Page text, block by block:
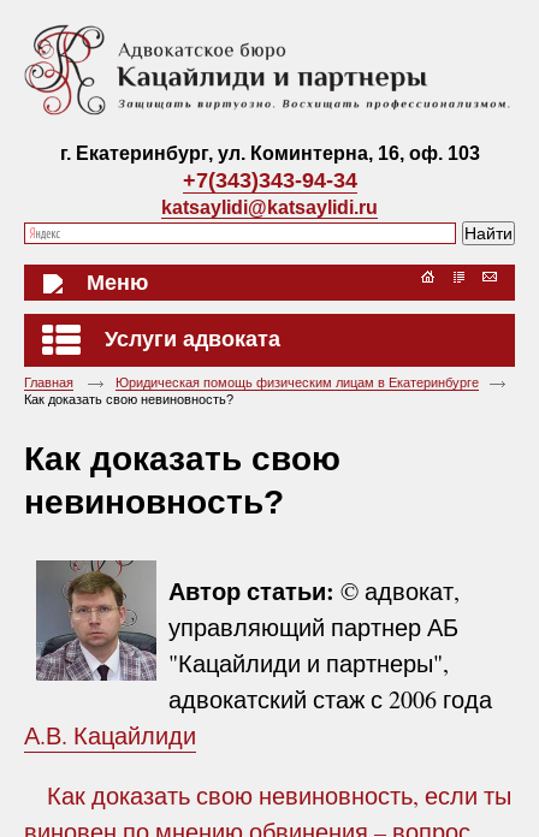
г. Екатеринбург, ул. Коминтерна, 16, оф. 103
+7(343)343-94-34
katsaylidi@katsaylidi.ru
Меню
Услуги адвоката
Главная
Юридическая помощь физическим лицам в Екатеринбурге
Как доказать свою невиновность?
Как доказать свою
невиновность?
Автор статьи: © адвокат,
управляющий партнер АБ
"Кацайлиди и партнеры",
адвокатский стаж с 2006 года
А.В. Кацайлиди
Как доказать свою невиновность, если ты